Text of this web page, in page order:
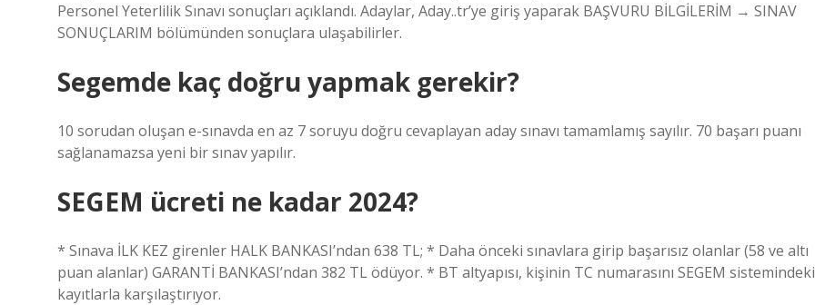
Personel Yeterlilik Sınavı sonuçları açıklandı. Adaylar, Aday..tr’ye giriş yaparak BAŞVURU BİLGİLERİM → SINAV
SONUÇLARIM bölümünden sonuçlara ulaşabilirler.
Segemde kaç doğru yapmak gerekir?
10 sorudan oluşan e-sınavda en az 7 soruyu doğru cevaplayan aday sınavı tamamlamış sayılır. 70 başarı puanı
sağlanamazsa yeni bir sınav yapılır.
SEGEM ücreti ne kadar 2024?
* Sınava İLK KEZ girenler HALK BANKASI’ndan 638 TL; * Daha önceki sınavlara girip başarısız olanlar (58 ve altı
puan alanlar) GARANTİ BANKASI’ndan 382 TL ödüyor. * BT altyapısı, kişinin TC numarasını SEGEM sistemindeki
kayıtlarla karşılaştırıyor.